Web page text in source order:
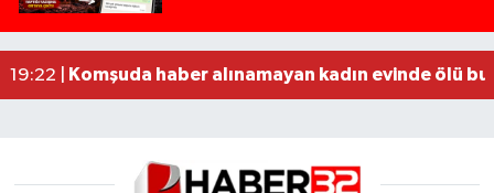
02:26 |MOTOSİKLETLE ÇARPIŞAN OTOMOBİL GÜL
19:22 |
Komşuda haber alınamayan kadın evinde ölü